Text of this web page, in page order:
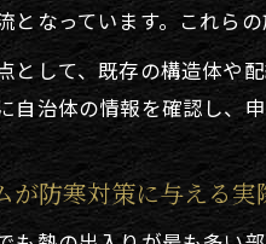
となっています。これら
として、既存の構造体や
自治体の情報を確認し、
が防寒対策に与える実